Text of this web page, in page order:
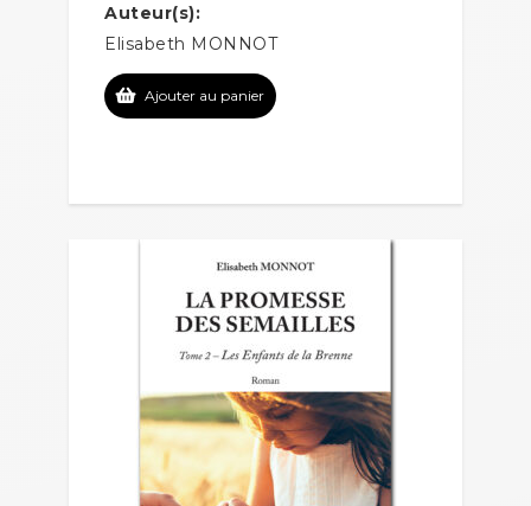
Auteur(s):
Elisabeth MONNOT
Ajouter au panier